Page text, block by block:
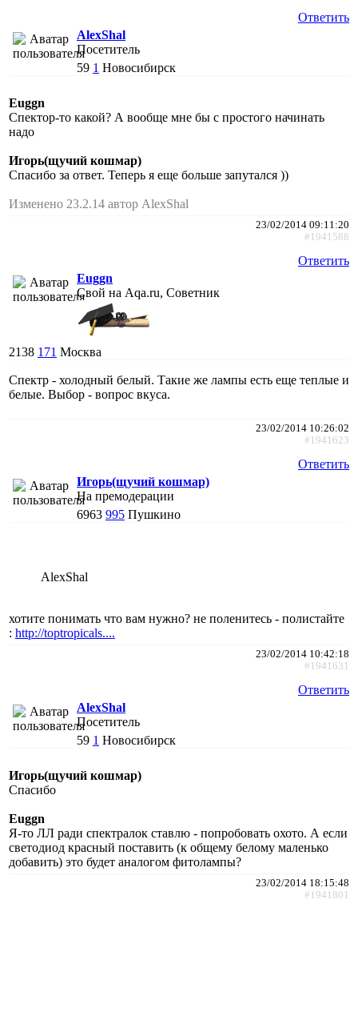
Ответить
AlexShal
Посетитель
59 1 Новосибирск
Euggn
Спектор-то какой? А вообще мне бы с простого начинать
надо
Игорь(щучий кошмар)
Спасибо за ответ. Теперь я еще больше запутался ))
Изменено 23.2.14 автор AlexShal
23/02/2014 09:11:20
#1941588
Ответить
Euggn
Свой на Aqa.ru, Советник
2138 171 Москва
Спектр - холодный белый. Такие же лампы есть еще теплые и
белые. Выбор - вопрос вкуса.
23/02/2014 10:26:02
#1941623
Ответить
Игорь(щучий кошмар)
На премодерации
6963 995 Пушкино
AlexShal
хотите понимать что вам нужно? не поленитесь - полистайте
: http://toptropicals....
23/02/2014 10:42:18
#1941631
Ответить
AlexShal
Посетитель
59 1 Новосибирск
Игорь(щучий кошмар)
Спасибо
Euggn
Я-то ЛЛ ради спектралок ставлю - попробовать охото. А если
светодиод красный поставить (к общему белому маленько
добавить) это будет аналогом фитолампы?
23/02/2014 18:15:48
#1941801